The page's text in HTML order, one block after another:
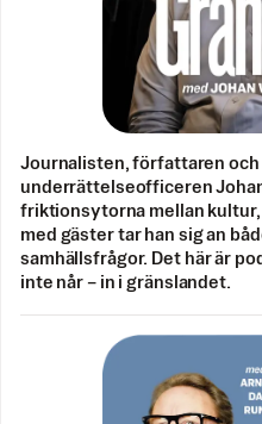
Journalisten, författaren
underrättelseofficeren
friktionsytorna mellan kultur,
med gäster tar han sig an
samhällsfrågor. Det här är
inte når – in i gränslandet.